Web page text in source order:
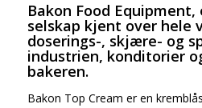
Bakon Food
selskap kjent over hele
doserings-, skjære- og
industrien, konditorier
bakeren.
Bakon Top Cream er en